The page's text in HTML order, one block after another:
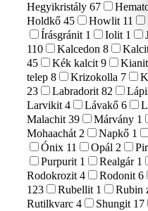
Hegyikristály 67
Holdkő 45 Howlit 11
Írásgránit 1 Iolit 1
110
Kalcedon 8
45
Kék kalcit 9 Kianit
telep 8 Krizokolla 7
23
Labradorit 82
Larvikit 4 Lávakő 6
Malachit 39 Márvány 1
Mohaachát 2 Napkő 1
Ónix 11 Opál 2
Purpurit 1 Realgár 1
Rodokrozit 4 Rodonit 6
123
Rubellit 1 Rubin
Rutilkvarc 4 Shungit 17